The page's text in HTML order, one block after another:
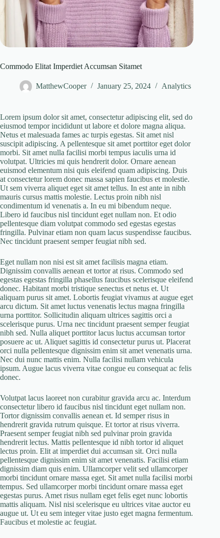
Commodo Elitat Imperdiet Accumsan Sitamet
MatthewCooper January 25, 2024 Analytics
Lorem ipsum dolor sit amet, consectetur adipiscing elit, sed do
eiusmod tempor incididunt ut labore et dolore magna aliqua.
Netus et malesuada fames ac turpis egestas. Sit amet nisl
suscipit adipiscing. A pellentesque sit amet porttitor eget dolor
morbi. Sit amet nulla facilisi morbi tempus iaculis urna id
volutpat. Ultricies mi quis hendrerit dolor. Ornare aenean
euismod elementum nisi quis eleifend quam adipiscing. Duis
at consectetur lorem donec massa sapien faucibus et molestie.
Ut sem viverra aliquet eget sit amet tellus. In est ante in nibh
mauris cursus mattis molestie. Lectus proin nibh nisl
condimentum id venenatis a. In eu mi bibendum neque.
Libero id faucibus nisl tincidunt eget nullam non. Et odio
pellentesque diam volutpat commodo sed egestas egestas
fringilla. Pulvinar etiam non quam lacus suspendisse faucibus.
Nec tincidunt praesent semper feugiat nibh sed.
Eget nullam non nisi est sit amet facilisis magna etiam.
Dignissim convallis aenean et tortor at risus. Commodo sed
egestas egestas fringilla phasellus faucibus scelerisque eleifend
donec. Habitant morbi tristique senectus et netus et. Ut
aliquam purus sit amet. Lobortis feugiat vivamus at augue eget
arcu dictum. Sit amet luctus venenatis lectus magna fringilla
urna porttitor. Sollicitudin aliquam ultrices sagittis orci a
scelerisque purus. Urna nec tincidunt praesent semper feugiat
nibh sed. Nulla aliquet porttitor lacus luctus accumsan tortor
posuere ac ut. Aliquet sagittis id consectetur purus ut. Placerat
orci nulla pellentesque dignissim enim sit amet venenatis urna.
Nec dui nunc mattis enim. Nulla facilisi nullam vehicula
ipsum. Augue lacus viverra vitae congue eu consequat ac felis
donec.
Volutpat lacus laoreet non curabitur gravida arcu ac. Interdum
consectetur libero id faucibus nisl tincidunt eget nullam non.
Tortor dignissim convallis aenean et. Id semper risus in
hendrerit gravida rutrum quisque. Et tortor at risus viverra.
Praesent semper feugiat nibh sed pulvinar proin gravida
hendrerit lectus. Mattis pellentesque id nibh tortor id aliquet
lectus proin. Elit at imperdiet dui accumsan sit. Orci nulla
pellentesque dignissim enim sit amet venenatis. Facilisi etiam
dignissim diam quis enim. Ullamcorper velit sed ullamcorper
morbi tincidunt ornare massa eget. Sit amet nulla facilisi morbi
tempus. Sed ullamcorper morbi tincidunt ornare massa eget
egestas purus. Amet risus nullam eget felis eget nunc lobortis
mattis aliquam. Nisl nisi scelerisque eu ultrices vitae auctor eu
augue ut. Ut eu sem integer vitae justo eget magna fermentum.
Faucibus et molestie ac feugiat.